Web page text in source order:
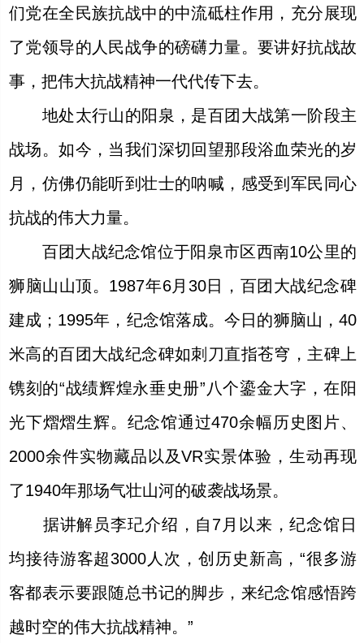
们党在全民族抗战中的中流砥柱作用，充分展现
了党领导的人民战争的磅礴力量。要讲好抗战故
事，把伟大抗战精神一代代传下去。
地处太行山的阳泉，是百团大战第一阶段主
战场。如今，当我们深切回望那段浴血荣光的岁
月，仿佛仍能听到壮士的呐喊，感受到军民同心
抗战的伟大力量。
百团大战纪念馆位于阳泉市区西南10公里的
狮脑山山顶。1987年6月30日，百团大战纪念碑
建成；1995年，纪念馆落成。今日的狮脑山，40
米高的百团大战纪念碑如刺刀直指苍穹，主碑上
镌刻的“战绩辉煌永垂史册”八个鎏金大字，在阳
光下熠熠生辉。纪念馆通过470余幅历史图片、
2000余件实物藏品以及VR实景体验，生动再现
了1940年那场气壮山河的破袭战场景。
据讲解员李玘介绍，自7月以来，纪念馆日
均接待游客超3000人次，创历史新高，“很多游
客都表示要跟随总书记的脚步，来纪念馆感悟跨
越时空的伟大抗战精神。”